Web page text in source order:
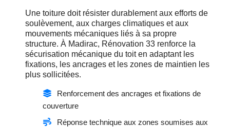
Une toiture doit résister durablement aux efforts de
soulèvement, aux charges climatiques et aux
mouvements mécaniques liés à sa propre
structure. À Madirac, Rénovation 33 renforce la
sécurisation mécanique du toit en adaptant les
fixations, les ancrages et les zones de maintien les
plus sollicitées.
Renforcement des ancrages et fixations de
couverture
Réponse technique aux zones soumises aux